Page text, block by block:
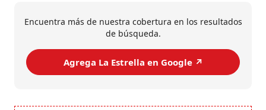
Encuentra más de nuestra cobertura en los resultados
de búsqueda.
Agrega La Estrella en Google ↗️